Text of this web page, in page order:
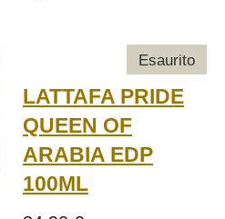
Esaurito
LATTAFA PRIDE
QUEEN OF
ARABIA EDP
100ML